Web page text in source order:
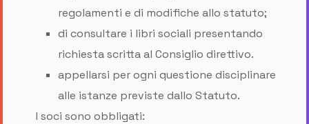
regolamenti e di modifiche allo statuto;
di consultare i libri sociali presentando
richiesta scritta al Consiglio direttivo.
appellarsi per ogni questione disciplinare
alle istanze previste dallo Statuto.
I soci sono obbligati: